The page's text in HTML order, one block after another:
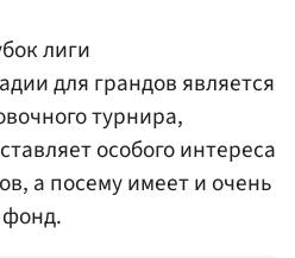
лиги
для грандов является
турнира,
особого интереса
а посему имеет и очень